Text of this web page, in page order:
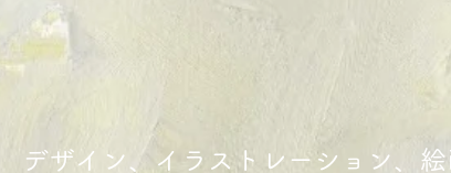
デザイン、イラストレーション、絵